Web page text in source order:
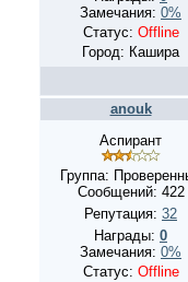
Замечания: 0%
Статус: Offline
Город: Кашира
anouk
Аспирант
Группа:
Сообщений: 422
Репутация: 32
Награды: 0
Замечания: 0%
Статус: Offline